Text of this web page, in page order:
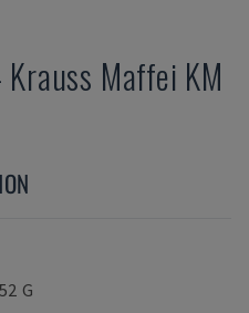
Krauss Maffei KM
G